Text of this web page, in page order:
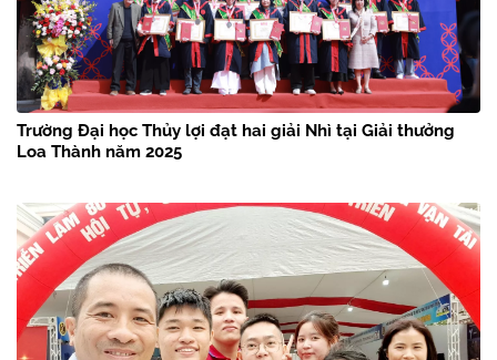
Trường Đại học Thủy lợi đạt hai giải Nhì tại Giải thưởng
Loa Thành năm 2025